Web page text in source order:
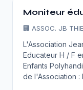
Moniteur
🏢 ASSOC. JB
L'Association
Educateur H / F
Enfants
de l'Association :